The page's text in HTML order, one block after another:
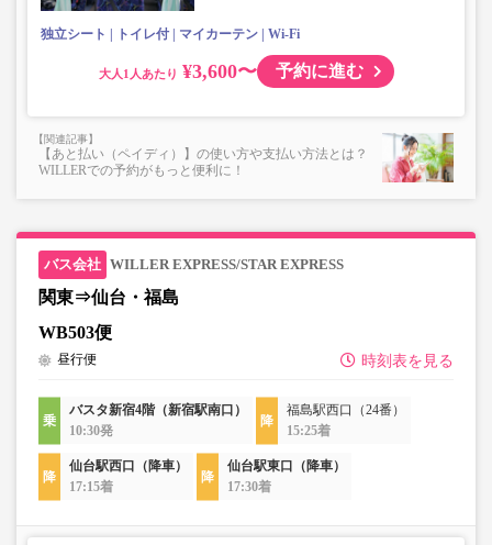
独立シート トイレ付 マイカーテン Wi-Fi
大人 ¥3,600〜 予約に進む
【あと払い（ペイディ）】の使い方や支払い方法とは？
WILLERでの予約がもっと便利に！
WILLER EXPRESS/STAR EXPRESS
関東⇒仙台・福島
WB503便
時刻表を見る
昼行便
バスタ新宿4階（新宿駅南口）
10:30発
福島駅西口（24番）
15:25着
仙台駅西口（降車）
17:15着
仙台駅東口（降車）
17:30着